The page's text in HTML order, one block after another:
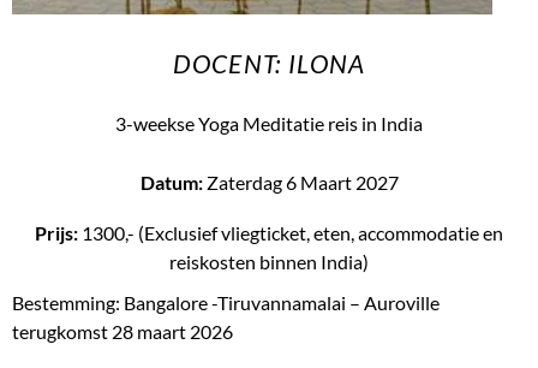
DOCENT: ILONA
3-weekse Yoga Meditatie reis in India
Datum:Zaterdag 6 Maart 2027
Prijs: 1300,- (Exclusief vliegticket, eten, accommodatie en
reiskosten binnen India)
Bestemming: Bangalore -Tiruvannamalai – Auroville
terugkomst 28 maart 2026